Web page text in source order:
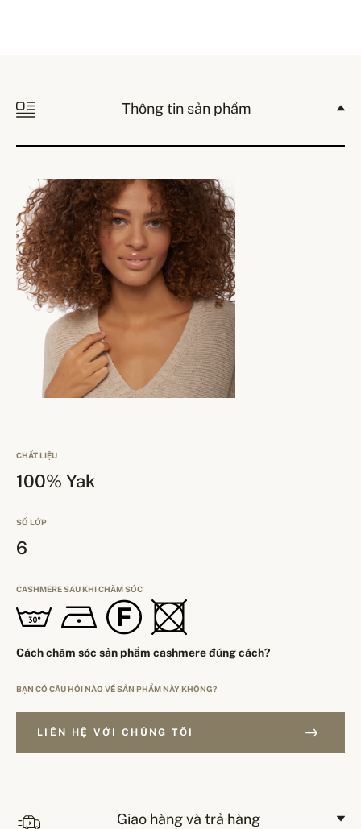
Thông tin sản phẩm
CHẤT LIỆU
100% Yak
SỐ LỚP
6
CASHMERE SAU KHI CHĂM SÓC
Cách chăm sóc sản phẩm cashmere đúng cách?
BẠN CÓ CÂU HỎI NÀO VỀ SẢN PHẨM NÀY KHÔNG?
LIÊN HỆ VỚI CHÚNG TÔI
Giao hàng và trả hàng